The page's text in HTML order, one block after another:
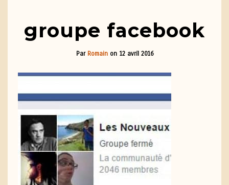
groupe facebook
Par Romain on 12 avril 2016